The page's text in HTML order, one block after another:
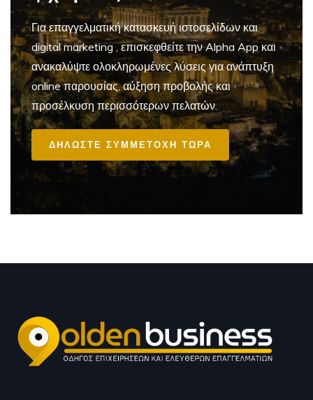
Για επαγγελματικήκατασκευή ιστοσελίδων και
digital marketing, επισκεφθείτε την Alpha App και
ανακαλύψτε ολοκληρωμένες λύσεις για ανάπτυξη
online παρουσίας, αύξηση προβολής και
προσέλκυση περισσότερων πελατών.
ΔΗΛΩΣΤΕ ΣΥΜΜΕΤΟΧΗ ΤΩΡΑ